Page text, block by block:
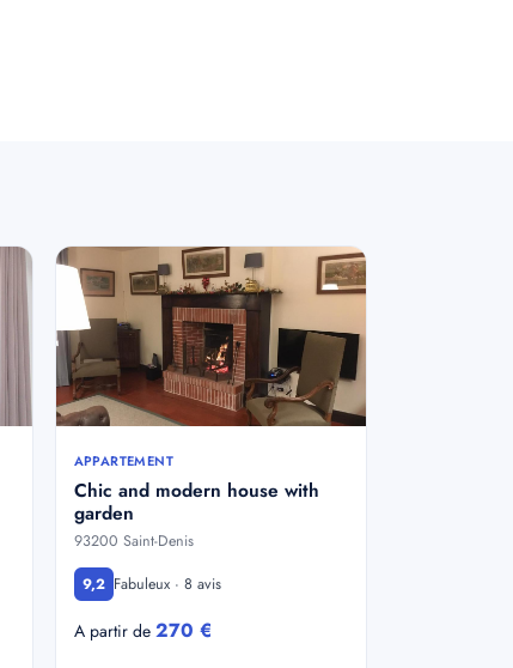
APPARTEMENT
Chic and modern house with
garden
93200 Saint-Denis
9,2 Fabuleux · 8 avis
A partir de 270 €